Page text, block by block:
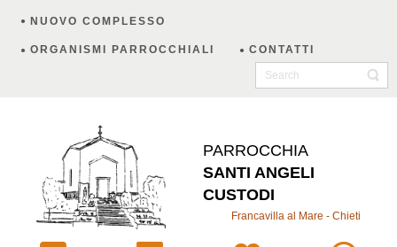
NUOVO COMPLESSO
ORGANISMI PARROCCHIALI CONTATTI
PARROCCHIA
SANTI ANGELI
CUSTODI
Francavilla al Mare - Chieti